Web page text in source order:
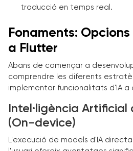
traducció en temps real.
Fonaments:
a Flutter
Abans de començar a
comprendre les diferents
implementar funcionalitats d'IA a
Intel·ligència Artificial
(On-device)
L'execució de models d'IA